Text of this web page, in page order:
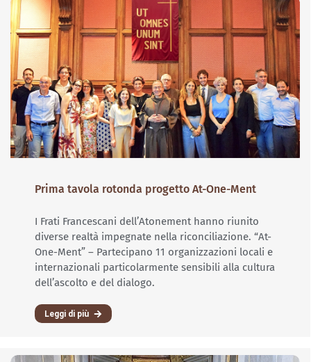
Prima tavola rotonda progetto At-One-Ment
I Frati Francescani dell’Atonement hanno riunito
diverse realtà impegnate nella riconciliazione. “At-
One-Ment” – Partecipano 11 organizzazioni locali e
internazionali particolarmente sensibili alla cultura
dell’ascolto e del dialogo.
Leggi di più